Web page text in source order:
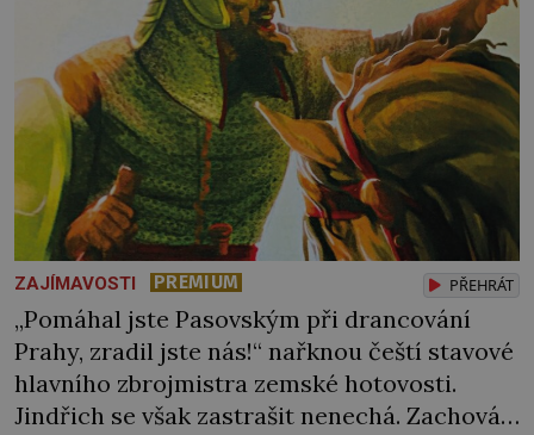
extrémně […]
ZAJÍMAVOSTI PREMIUM PŘEHRÁT
„Pomáhal jste Pasovským při drancování
Prahy, zradil jste nás!“ nařknou čeští stavové
hlavního zbrojmistra zemské hotovosti.
Jindřich se však zastrašit nenechá. Zachová